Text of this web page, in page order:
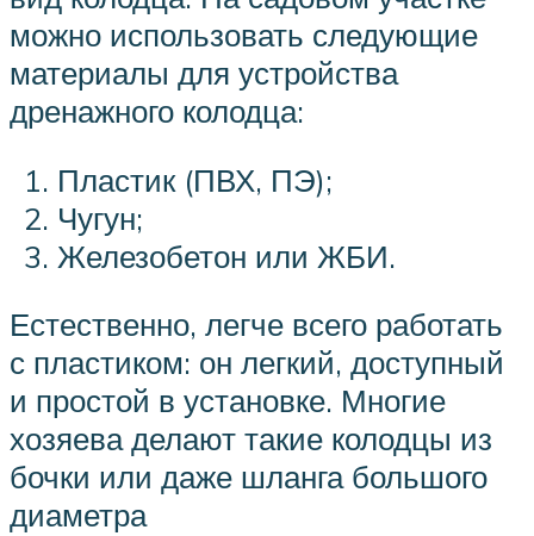
можно использовать следующие
материалы для устройства
дренажного колодца:
Пластик (ПВХ, ПЭ);
Чугун;
Железобетон или ЖБИ.
Естественно, легче всего работать
с пластиком: он легкий, доступный
и простой в установке. Многие
хозяева делают такие колодцы из
бочки или даже шланга большого
диаметра